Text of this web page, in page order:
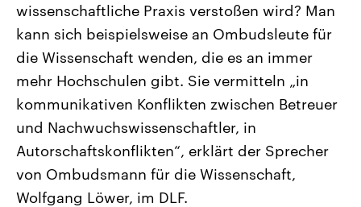
Landtagswahl Sachsen-Anhalt
2026
Alle Informationen
Sachsen-Anhalt wählt am 6.
September 2026 einen neuen
Landtag. Seit 2021 wird das
Bundesland von einer Koalition aus
Umfragen, Prognosen,
Wahlprogramme, aktuelle Berichte
und Hintergründe zu den Parteien
und Kandidaten der anstehenden
Wahl.
USA
Aktuelle Beiträge,
Hintergründe
Wirtschaftlich und
gehören die Vereinigten
den mächtigsten Ländern
mit großem Einfluss auf
Sendungen Programm Podcasts
Audio-Archiv
wissenschaftliche Praxis verstoßen wird? Man
kann sich beispielsweise an Ombudsleute für
die Wissenschaft wenden, die es an immer
mehr Hochschulen gibt. Sie vermitteln „in
kommunikativen Konflikten zwischen Betreuer
und Nachwuchswissenschaftler, in
Autorschaftskonflikten“, erklärt der Sprecher
von Ombudsmann für die Wissenschaft,
Wolfgang Löwer, im DLF.